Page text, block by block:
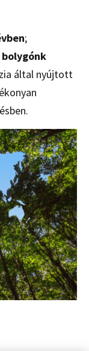
;
bolygónk
által nyújtott